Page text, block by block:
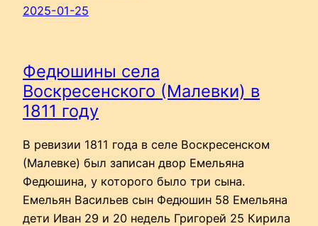
2025-01-25
Федюшины села
Воскресенского (Малевки) в
1811 году
В ревизии 1811 года в селе Воскресенском
(Малевке) был записан двор Емельяна
Федюшина, у которого было три сына.
Емельян Васильев сын Федюшин 58 Емельяна
дети Иван 29 и 20 недель Григорей 25 Кирила